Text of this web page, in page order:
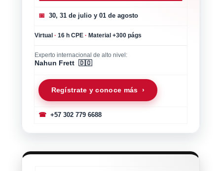
📅 30, 31 de julio y 01 de agosto
Virtual · 16 h CPE · Material +300 págs
Experto internacional de alto nivel:
Nahun Frett 🇩🇴
Regístrate y conoce más ›
☎+57 302 779 6688